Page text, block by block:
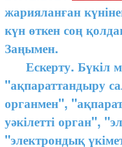
жарияланған
күн өткен соң
Заңымен.
Ескерту. Бүкіл
"ақпараттандыру
органмен",
уәкілетті орган",
"электрондық